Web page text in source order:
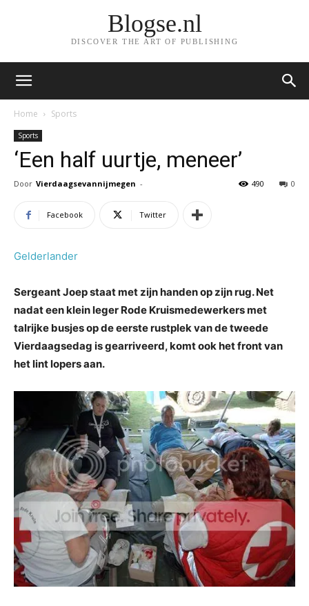
Blogse.nl
DISCOVER THE ART OF PUBLISHING
Home Sports
Sports
‘Een half uurtje, meneer’
Door Vierdaagsevannijmegen - 0
490
Facebook Twitter
Gelderlander
Sergeant Joep staat met zijn handen op zijn rug. Net
nadat een klein leger Rode Kruismedewerkers met
talrijke busjes op de eerste rustplek van de tweede
Vierdaagsedag is gearriveerd, komt ook het front van
het lint lopers aan.